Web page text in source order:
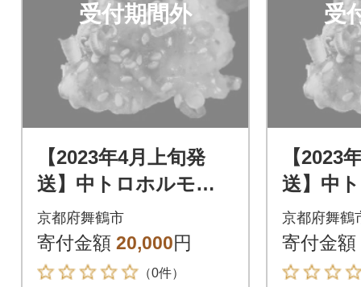
受付期間外
【2023年4月上旬発
送】中トロホルモン
西京味噌焼き 1.2kg
京都府舞鶴市
寄付金額 20,000円
（0件）
受
【2023
送】中
西京味
京都府舞鶴
寄付金額